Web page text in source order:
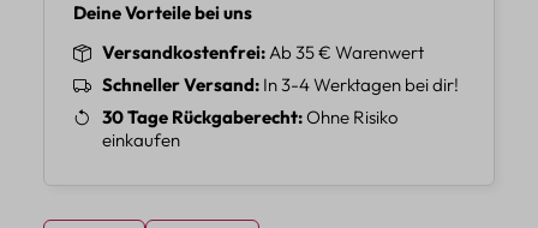
Deine Vorteile bei uns
Versandkostenfrei Ab 35 € Warenwert
Schneller Versand In 3-4 Werktagen bei dir!
30 Tage Rückgaberecht Ohne Risiko
einkaufen